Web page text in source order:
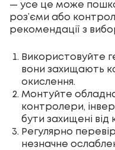
— усе це може
роз’єми або
рекомендації з
Використовуйте
вони захищають
окислення.
Монтуйте
контролери,
бути захищені від
Регулярно
незначне